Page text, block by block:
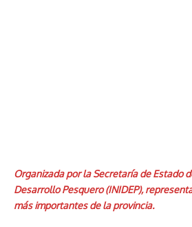
Organizada por la Secretaría de Estado
Desarrollo Pesquero (INIDEP),
más importantes de la provincia.